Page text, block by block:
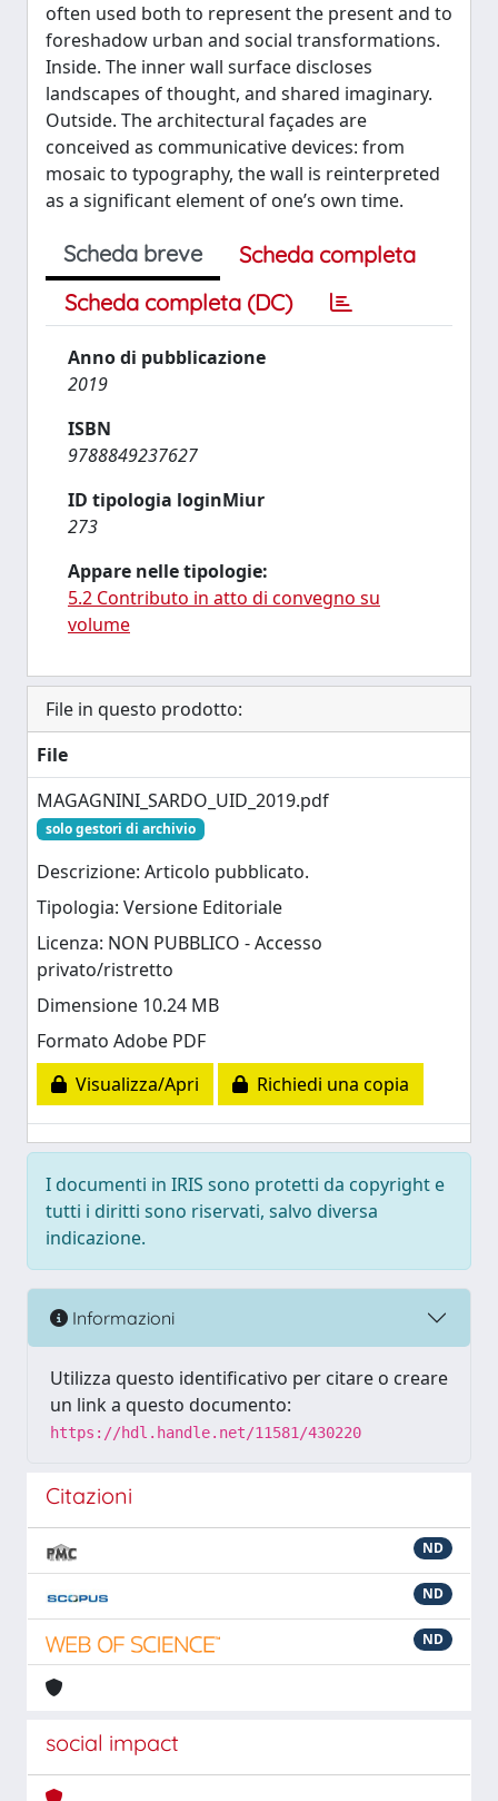
often used both to represent the present and to
foreshadow urban and social transformations.
Inside. The inner wall surface discloses
landscapes of thought, and shared imaginary.
Outside. The architectural façades are
conceived as communicative devices: from
mosaic to typography, the wall is reinterpreted
as a significant element of one’s own time.
Scheda breve
Scheda completa
Scheda completa (DC)
Anno di pubblicazione
2019
ISBN
9788849237627
ID tipologia loginMiur
273
Appare nelle tipologie:
5.2 Contributo in atto di convegno su
volume
File in questo prodotto:
File
MAGAGNINI_SARDO_UID_2019.pdf
solo gestori di archivio
Descrizione: Articolo pubblicato.
Tipologia: Versione Editoriale
Licenza: NON PUBBLICO - Accesso
privato/ristretto
Dimensione 10.24 MB
Formato Adobe PDF
Visualizza/Apri
Richiedi una copia
I documenti in IRIS sono protetti da copyright e
tutti i diritti sono riservati, salvo diversa
indicazione.
Informazioni
Utilizza questo identificativo per citare o creare
un link a questo documento:
https://hdl.handle.net/11581/430220
Citazioni
ND
ND
ND
social impact